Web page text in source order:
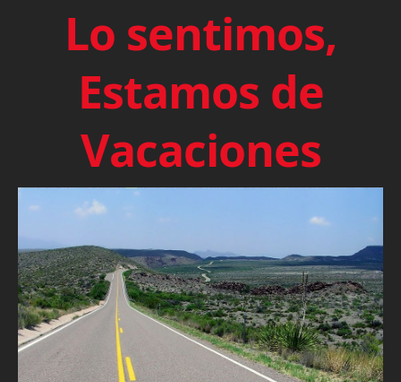
Lo sentimos,
Estamos de
Vacaciones